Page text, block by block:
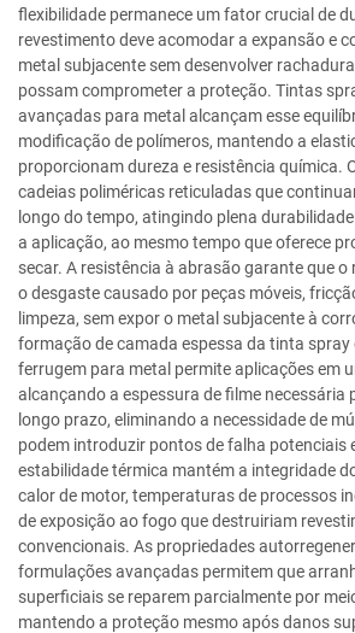
flexibilidade permanece um fator crucial de
revestimento deve acomodar a expansão e
metal subjacente sem desenvolver
possam comprometer a proteção. Tintas
avançadas para metal alcançam esse
modificação de polímeros, mantendo a
proporcionam dureza e resistência química.
cadeias poliméricas reticuladas que
longo do tempo, atingindo plena
a aplicação, ao mesmo tempo que oferece
secar. A resistência à abrasão garante que
o desgaste causado por peças móveis,
limpeza, sem expor o metal subjacente à
formação de camada espessa da tinta spray
ferrugem para metal permite aplicações em
alcançando a espessura de filme necessária
longo prazo, eliminando a necessidade de
podem introduzir pontos de falha potenciais
estabilidade térmica mantém a integridade
calor de motor, temperaturas de processos
de exposição ao fogo que destruiriam
convencionais. As propriedades
formulações avançadas permitem que
superficiais se reparem parcialmente por
mantendo a proteção mesmo após danos